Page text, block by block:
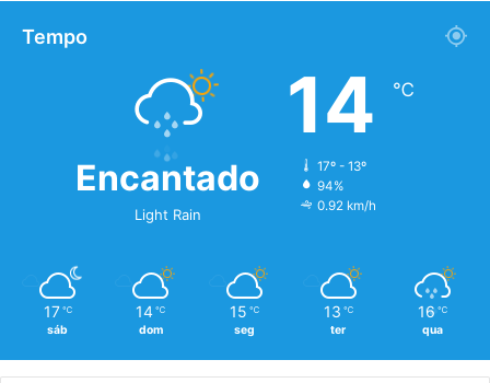
Tempo
Encantado
Light Rain
14 ℃
17º - 13º
94%
0.92 km/h
17 ℃
sáb
14 ℃
dom
15 ℃
seg
13 ℃
ter
16 ℃
qua